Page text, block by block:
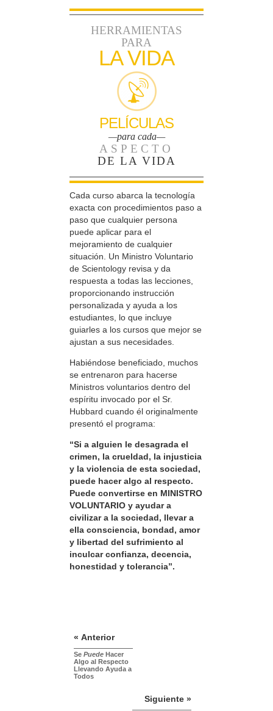
HERRAMIENTAS
PARA
LA VIDA
PELÍCULAS
—para cada—
ASPECTO
DE LA VIDA
Cada curso abarca la tecnología
exacta con procedimientos paso a
paso que cualquier persona
puede aplicar para el
mejoramiento de cualquier
situación. Un Ministro Voluntario
de Scientology revisa y da
respuesta a todas las lecciones,
proporcionando instrucción
personalizada y ayuda a los
estudiantes, lo que incluye
guiarles a los cursos que mejor se
ajustan a sus necesidades.
Habiéndose beneficiado, muchos
se entrenaron para hacerse
Ministros voluntarios dentro del
espíritu invocado por el Sr.
Hubbard cuando él originalmente
presentó el programa:
“Si a alguien le desagrada el
crimen, la crueldad, la injusticia
y la violencia de esta sociedad,
puede hacer algo al respecto.
Puede convertirse en MINISTRO
VOLUNTARIO y ayudar a
civilizar a la sociedad, llevar a
ella consciencia, bondad, amor
y libertad del sufrimiento al
inculcar confianza, decencia,
honestidad y tolerancia”.
« Anterior
Se Puede Hacer
Algo al Respecto
Llevando Ayuda a
Todos
Siguiente »